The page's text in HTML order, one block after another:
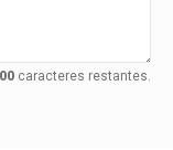
caracteres restantes.